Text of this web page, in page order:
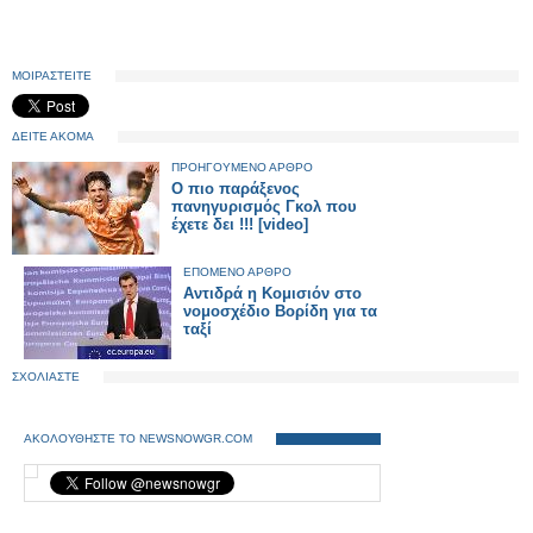
ΜΟΙΡΑΣΤΕΙΤΕ
ΔΕΙΤΕ ΑΚΟΜΑ
ΠΡΟΗΓΟΥΜΕΝΟ ΑΡΘΡΟ
Ο πιο παράξενος
πανηγυρισμός Γκολ που
έχετε δει !!! [video]
ΕΠΟΜΕΝΟ ΑΡΘΡΟ
Αντιδρά η Κομισιόν στο
νομοσχέδιο Βορίδη για τα
ταξί
ΣΧΟΛΙΑΣΤΕ
ΑΚΟΛΟΥΘΗΣΤΕ ΤΟ NEWSNOWGR.COM